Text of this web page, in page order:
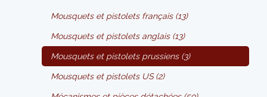
Mousquets et pistolets français (13)
Mousquets et pistolets anglais (13)
Mousquets et pistolets prussiens (3)
Mousquets et pistolets US (2)